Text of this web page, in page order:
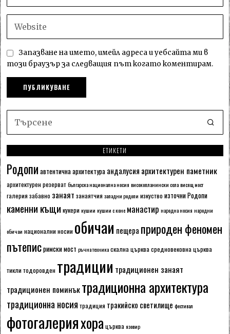
Запазване на името, имейл адреса и уебсайта ми в
този браузър за следващия път когато коментирам.
ЕТИКЕТИ
Родопи автентична архитектура андалусия архитектурен паметник
архитектурен резерват българска национална носия високопланински села висящ мост
галерия забавно занаят занаятчия западни родопи изкуство източни Родопи
каменни къщи кукери кушии кушии с коне манастир народна носия народни
обичаи национални носии обичаи пещера природен феномен
пътеписримски мост ръчна техника скална църквасредновековна църква
тикли тодоровден традиции традиционен занаят
традиционен поминъктрадиционна архитектура
традиционна носия традиция тракийско светилище фестивал
фотогалерияхора църква язовир